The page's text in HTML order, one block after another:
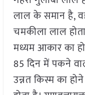
लाल के समान है,
चमकीला लाल
मध्यम आकार का
85 दिन में पकने
उन्नत किस्म का